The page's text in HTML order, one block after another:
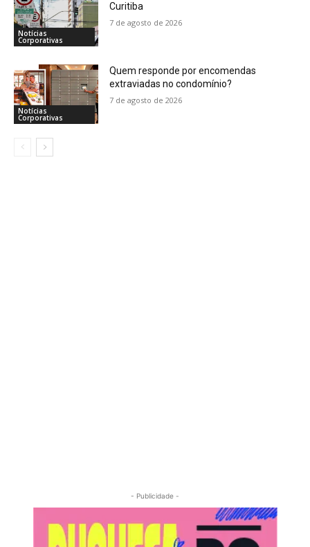
Notícias
Corporativas
Curitiba
7 de agosto de 2026
Notícias
Corporativas
Quem responde por encomendas
extraviadas no condomínio?
7 de agosto de 2026
- Publicidade -